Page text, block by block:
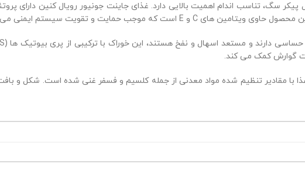
پیکر سگ، تناسب اندام اهمیت بالایی دارد. غذای جاینت جونیور رویال کنین
گوارش کمک می کند.
با مقادیر تنظیم شده مواد معدنی از جمله کلسیم و فسفر غنی شده است. شکل و